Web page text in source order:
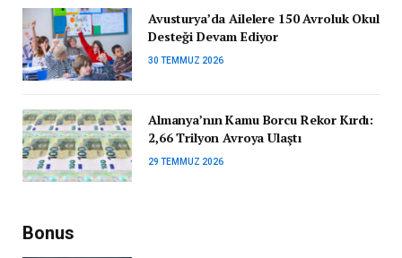
Avusturya’da Ailelere 150 Avroluk Okul
Desteği Devam Ediyor
30 TEMMUZ 2026
Almanya’nın Kamu Borcu Rekor Kırdı:
2,66 Trilyon Avroya Ulaştı
29 TEMMUZ 2026
Bonus